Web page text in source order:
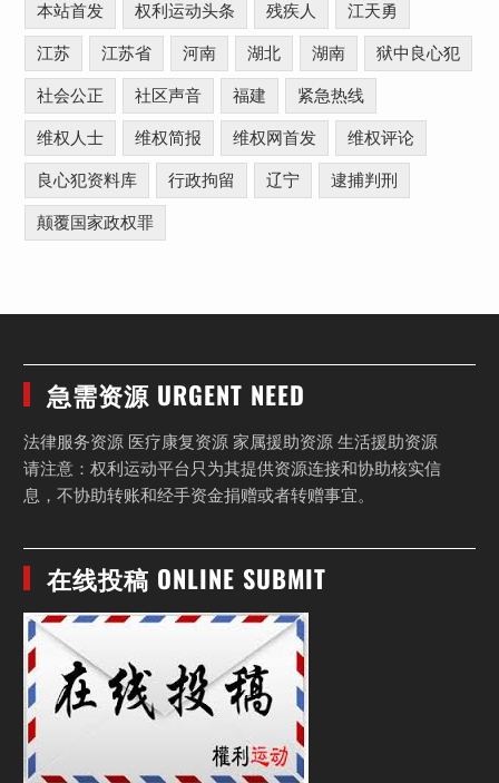
本站首发 权利运动头条 残疾人 江天勇
江苏 江苏省 河南 湖北 湖南 狱中良心犯
社会公正 社区声音 福建 紧急热线
维权人士 维权简报 维权网首发 维权评论
良心犯资料库 行政拘留 辽宁 逮捕判刑
颠覆国家政权罪
急需资源 URGENT NEED
法律服务资源 医疗康复资源 家属援助资源 生活援助资源
请注意：权利运动平台只为其提供资源连接和协助核实信
息，不协助转账和经手资金捐赠或者转赠事宜。
在线投稿 ONLINE SUBMIT